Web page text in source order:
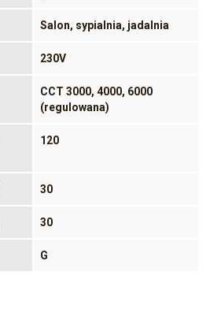
Salon, sypialnia, jadalnia
230V
CCT 3000, 4000, 6000
(regulowana)
120
30
30
G